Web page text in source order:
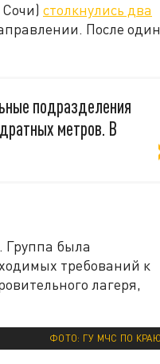
столкнулись два
После один
подразделения
метров. В
Группа была
требований к
лагеря,
ФОТО: ГУ МЧС ПО КРАЮ